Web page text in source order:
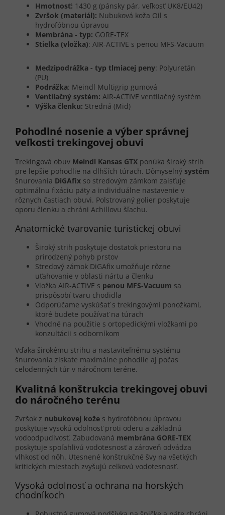
Hmotnosť: 1430 g (pánsky pár, veľkosť UK8/EU42)
Zvršok (materiál): Nubuková koža Oil s
hydrofóbnou úpravou
Membrána - typ: GORE-TEX
Stielka (vložka): AIR-ACTIVE s penou MFS-Vacuum
Medzipodrážka - typ tlmiacej peny: Polyuretán
(PU)
Podrážka: Meindl Multigrip gumová
Ventilačný systém: AIR-ACTIVE ventilačný systém
Výška členku: Stredná (Mid)
Pohodlné nosenie a výber správnej
veľkosti trekingovej obuvi
Trekingová obuv Meindl Kansas GTX ponúka široký strih
pre lepšie pohodlie na dlhších túrach. Dômyselný systém
šnurovania DiGAfix so stredovým zámkom zaisťuje
optimálnu fixáciu päty a individuálne nastavenie v
rôznych častiach obuvi. Polstrovaný golier poskytuje
oporu členku a chráni Achillovu šľachu.
Anatomické tvarovanie turistickej obuvi
Široký strih poskytuje dostatok priestoru na
prirodzený pohyb prstov
Stredový zámok DiGAfix umožňuje rôzne
uťahovanie v oblasti nártu a členku
Vložka AIR-ACTIVE s penou MFS-Vacuum sa
prispôsobí tvaru chodidla
Odporúčame vyskúšať s trekingovými ponožkami,
ktoré budete používať na túrach
Vhodné na použitie s ortopedickými vložkami po
konzultácii s odborníkom
Vďaka širokému strihu a nastaviteľnému systému
šnurovania získate maximálne pohodlie aj počas
celodenných túr v náročnom teréne.
Kvalitná konštrukcia trekingovej obuvi
do náročného terénu
Zvršok z nubukovej kože s hydrofóbnou úpravou
poskytuje vysokú odolnosť proti oderu a základnú
vodoodpudivosť. Zabudovaná membrána GORE-TEX
poskytuje spoľahlivú vodotesnosť a zároveň odvádza
vlhkosť od nôh. Utesnené konštrukčné švy na všetkých
kritických miestach zvyšujú celkovú vodotesnosť.
Vysoká odolnosť a ochrana na horských
chodníkoch